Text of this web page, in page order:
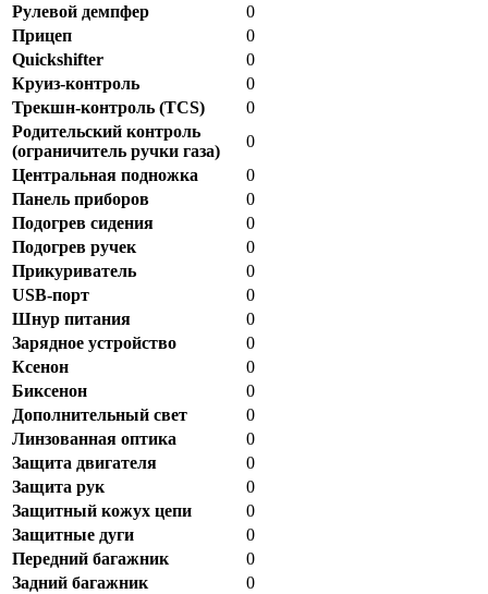
Рулевой демпфер
0
Прицеп
0
Quickshifter
0
Круиз-контроль
0
Трекшн-контроль (TCS)
0
Родительский контроль
(ограничитель ручки газа)
0
Центральная подножка
0
Панель приборов
0
Подогрев сидения
0
Подогрев ручек
0
Прикуриватель
0
USB-порт
0
Шнур питания
0
Зарядное устройство
0
Ксенон
0
Биксенон
0
Дополнительный свет
0
Линзованная оптика
0
Защита двигателя
0
Защита рук
0
Защитный кожух цепи
0
Защитные дуги
0
Передний багажник
0
Задний багажник
0